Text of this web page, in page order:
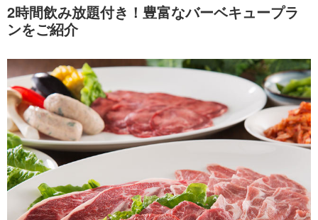
2時間飲み放題付き！豊富なバーベキュープラ
ンをご紹介